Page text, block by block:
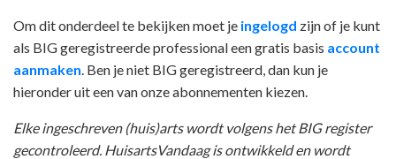
Om dit onderdeel te bekijken moet je ingelogd zijn of je kunt
als BIG geregistreerde professional een gratis basis account
aanmaken . Ben je niet BIG geregistreerd, dan kun je
hieronder uit een van onze abonnementen kiezen.
Elke ingeschreven (huis)arts wordt volgens het BIG register
gecontroleerd. HuisartsVandaag is ontwikkeld en wordt